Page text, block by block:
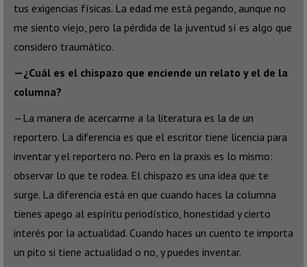
tus exigencias físicas. La edad me está pegando, aunque no
me siento viejo, pero la pérdida de la juventud sí es algo que
considero traumático.
—¿Cuál es el chispazo que enciende un relato y el de la
columna?
—La manera de acercarme a la literatura es la de un
reportero. La diferencia es que el escritor tiene licencia para
inventar y el reportero no. Pero en la praxis es lo mismo:
observar lo que te rodea. El chispazo es una idea que te
surge. La diferencia está en que cuando haces la columna
tienes apego al espíritu periodístico, honestidad y cierto
interés por la actualidad. Cuando haces un cuento te importa
un pito si tiene actualidad o no, y puedes inventar.